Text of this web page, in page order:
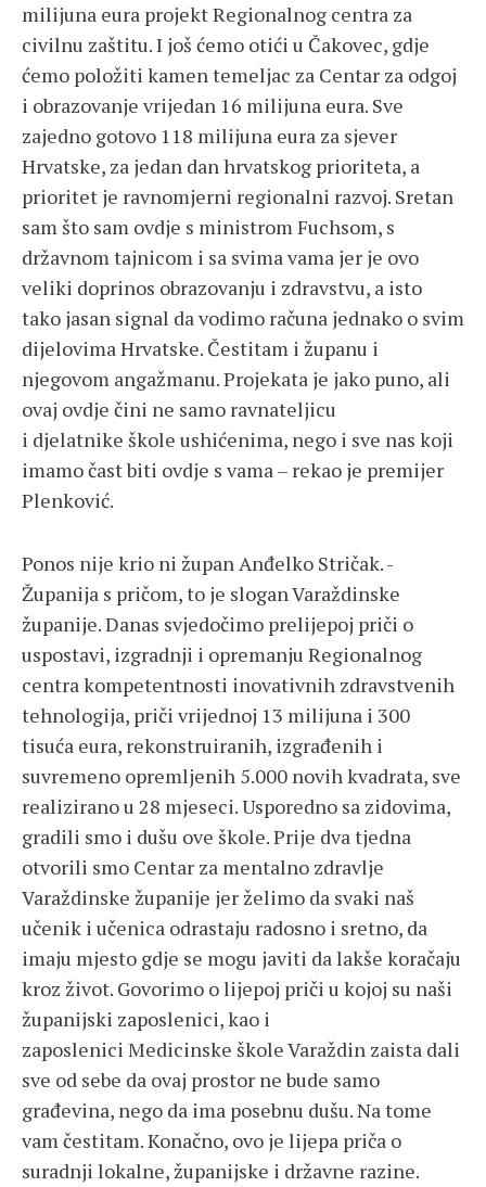
milijuna eura projekt Regionalnog centra za
civilnu zaštitu. I još ćemo otići u Čakovec, gdje
ćemo položiti kamen temeljac za Centar za odgoj
i obrazovanje vrijedan 16 milijuna eura. Sve
zajedno gotovo 118 milijuna eura za sjever
Hrvatske, za jedan dan hrvatskog prioriteta, a
prioritet je ravnomjerni regionalni razvoj. Sretan
sam što sam ovdje s ministrom Fuchsom, s
državnom tajnicom i sa svima vama jer je ovo
veliki doprinos obrazovanju i zdravstvu, a isto
tako jasan signal da vodimo računa jednako o svim
dijelovima Hrvatske. Čestitam i županu i
njegovom angažmanu. Projekata je jako puno, ali
ovaj ovdje čini ne samo ravnateljicu
i djelatnike škole ushićenima, nego i sve nas koji
imamo čast biti ovdje s vama – rekao je premijer
Plenković.
Ponos nije krio ni župan Anđelko Stričak. -
Županija s pričom, to je slogan Varaždinske
županije. Danas svjedočimo prelijepoj priči o
uspostavi, izgradnji i opremanju Regionalnog
centra kompetentnosti inovativnih zdravstvenih
tehnologija, priči vrijednoj 13 milijuna i 300
tisuća eura, rekonstruiranih, izgrađenih i
suvremeno opremljenih 5.000 novih kvadrata, sve
realizirano u 28 mjeseci. Usporedno sa zidovima,
gradili smo i dušu ove škole. Prije dva tjedna
otvorili smo Centar za mentalno zdravlje
Varaždinske županije jer želimo da svaki naš
učenik i učenica odrastaju radosno i sretno, da
imaju mjesto gdje se mogu javiti da lakše koračaju
kroz život. Govorimo o lijepoj priči u kojoj su naši
županijski zaposlenici, kao i
zaposlenici Medicinske škole Varaždin zaista dali
sve od sebe da ovaj prostor ne bude samo
građevina, nego da ima posebnu dušu. Na tome
vam čestitam. Konačno, ovo je lijepa priča o
suradnji lokalne, županijske i državne razine.